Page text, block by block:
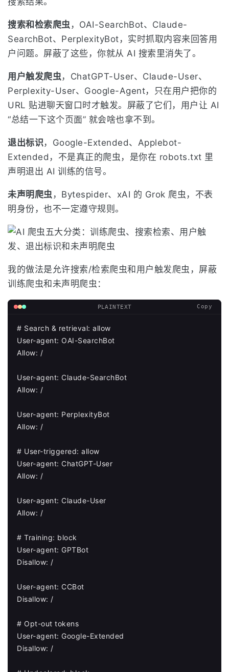
搜索和检索爬虫 ，OAI-SearchBot、Claude-
SearchBot、PerplexityBot，实时抓取内容来回答用
户问题。屏蔽了这些，你就从 AI 搜索里消失了。
用户触发爬虫 ，ChatGPT-User、Claude-User、
Perplexity-User、Google-Agent，只在用户把你的
URL 贴进聊天窗口时才触发。屏蔽了它们，用户让 AI
“总结一下这个页面” 就会啥也拿不到。
退出标识 ，Google-Extended、Applebot-
Extended，不是真正的爬虫，是你在 robots.txt 里
声明退出 AI 训练的信号。
未声明爬虫 ，Bytespider、xAI 的 Grok 爬虫，不表
明身份，也不一定遵守规则。
我的做法是允许搜索/检索爬虫和用户触发爬虫，屏蔽
训练爬虫和未声明爬虫：
PLAINTEXT Copy
# Search & retrieval: allow
User-agent: OAI-SearchBot
Allow: /
User-agent: Claude-SearchBot
Allow: /
User-agent: PerplexityBot
Allow: /
# User-triggered: allow
User-agent: ChatGPT-User
Allow: /
User-agent: Claude-User
Allow: /
# Training: block
User-agent: GPTBot
Disallow: /
User-agent: CCBot
Disallow: /
# Opt-out tokens
User-agent: Google-Extended
Disallow: /